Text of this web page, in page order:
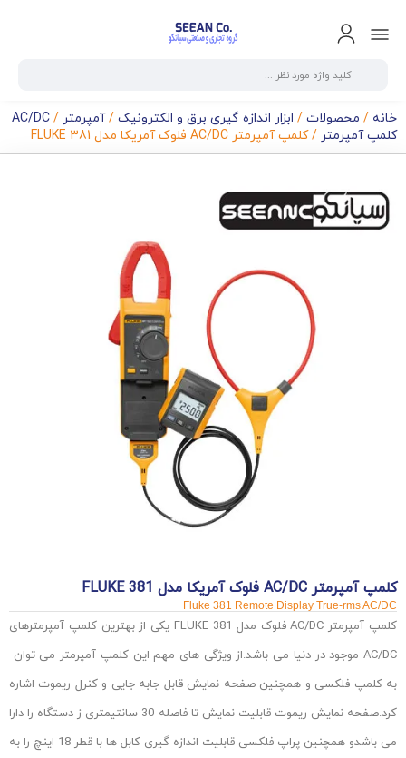
خانه / محصولات / ابزار اندازه گیری برق و الکترونیک /آمپرمتر /
AC/DC
کلمپ آمپرمتر / کلمپ آمپرمتر AC/DC فلوک آمریکا مدل FLUKE 381
کلمپ آمپرمتر AC/DC فلوک آمریکا مدل FLUKE 381
Fluke 381 Remote Display True-rms AC/DC
کلمپ آمپرمتر AC/DC فلوک مدل FLUKE 381 یکی از بهترین کلمپ آمپرمترهای
AC/DC موجود در دنیا می باشد.از ویژگی های مهم این کلمپ آمپرمتر می توان
به کلمپ فلکسی و همچنین صفحه نمایش قابل جابه جایی و کنرل ریموت اشاره
کرد.صفحه نمایش ریموت قابلیت نمایش تا فاصله 30 سانتیمتری ز دستگاه را دارا
می باشدو همچنین پراپ فلکسی قابلیت اندازه گیری کابل ها با قطر 18 اینچ را به